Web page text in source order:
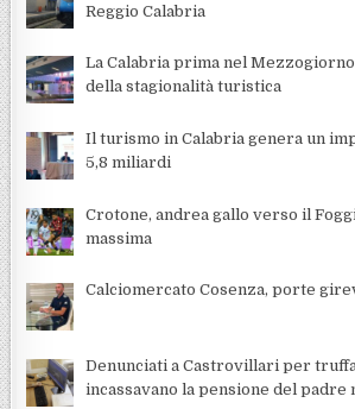
Reggio Calabria
La Calabria prima nel
della stagionalità turistica
Il turismo in Calabria genera un
5,8 miliardi
Crotone, andrea gallo verso il
massima
Calciomercato Cosenza, porte
Denunciati a Castrovillari per truffa
incassavano la pensione del padre